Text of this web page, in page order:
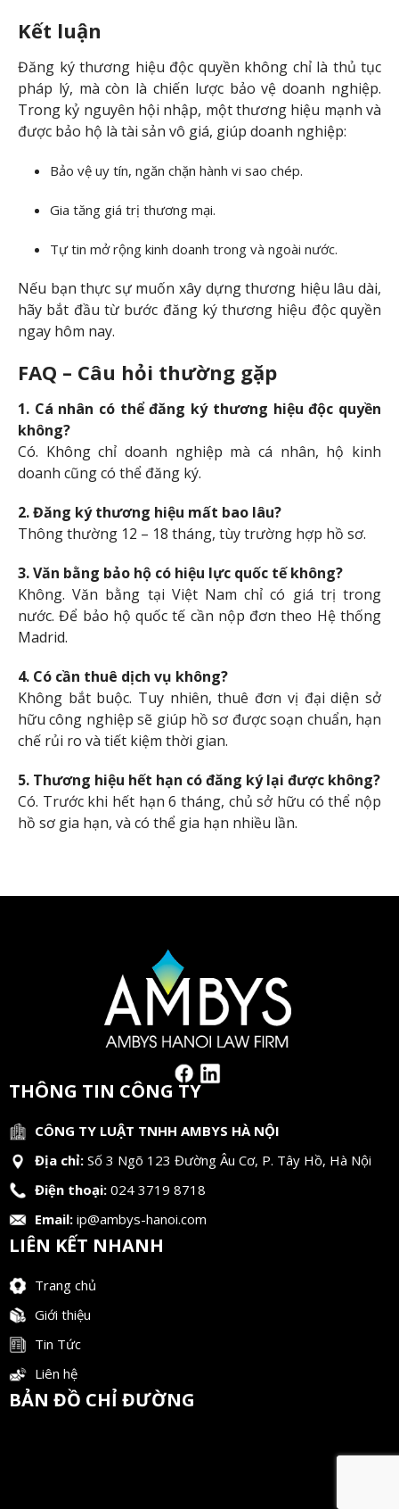
Kết luận
Đăng ký thương hiệu độc quyền không chỉ là thủ tục
pháp lý, mà còn là chiến lược bảo vệ doanh nghiệp.
Trong kỷ nguyên hội nhập, một thương hiệu mạnh và
được bảo hộ là tài sản vô giá, giúp doanh nghiệp:
Bảo vệ uy tín, ngăn chặn hành vi sao chép.
Gia tăng giá trị thương mại.
Tự tin mở rộng kinh doanh trong và ngoài nước.
Nếu bạn thực sự muốn xây dựng thương hiệu lâu dài,
hãy bắt đầu từ bước đăng ký thương hiệu độc quyền
ngay hôm nay.
FAQ – Câu hỏi thường gặp
1. Cá nhân có thể đăng ký thương hiệu độc quyền
không?
Có. Không chỉ doanh nghiệp mà cá nhân, hộ kinh
doanh cũng có thể đăng ký.
2. Đăng ký thương hiệu mất bao lâu?
Thông thường 12 – 18 tháng, tùy trường hợp hồ sơ.
3. Văn bằng bảo hộ có hiệu lực quốc tế không?
Không. Văn bằng tại Việt Nam chỉ có giá trị trong
nước. Để bảo hộ quốc tế cần nộp đơn theo Hệ thống
Madrid.
4. Có cần thuê dịch vụ không?
Không bắt buộc. Tuy nhiên, thuê đơn vị đại diện sở
hữu công nghiệp sẽ giúp hồ sơ được soạn chuẩn, hạn
chế rủi ro và tiết kiệm thời gian.
5. Thương hiệu hết hạn có đăng ký lại được không?
Có. Trước khi hết hạn 6 tháng, chủ sở hữu có thể nộp
hồ sơ gia hạn, và có thể gia hạn nhiều lần.
THÔNG TIN CÔNG TY
CÔNG TY LUẬT TNHH AMBYS HÀ NỘI
Địa chỉ: Số 3 Ngõ 123 Đường Âu Cơ, P. Tây Hồ, Hà Nội
Điện thoại: 024 3719 8718
Email: ip@ambys-hanoi.com
LIÊN KẾT NHANH
Trang chủ
Giới thiệu
Tin Tức
Liên hệ
BẢN ĐỒ CHỈ ĐƯỜNG